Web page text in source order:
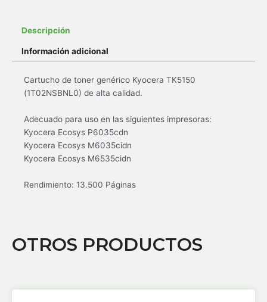
Descripción
Información adicional
Cartucho de toner genérico Kyocera TK5150
(1T02NSBNL0) de alta calidad.
Adecuado para uso en las siguientes impresoras:
Kyocera Ecosys P6035cdn
Kyocera Ecosys M6035cidn
Kyocera Ecosys M6535cidn
Rendimiento: 13.500 Páginas
OTROS PRODUCTOS